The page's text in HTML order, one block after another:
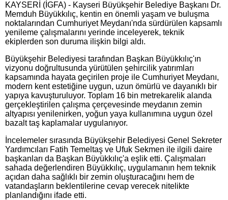
KAYSERİ (İGFA) - Kayseri Büyükşehir Belediye Başkanı Dr.
Memduh Büyükkılıç, kentin en önemli yaşam ve buluşma
noktalarından Cumhuriyet Meydanı'nda sürdürülen kapsamlı
yenileme çalışmalarını yerinde inceleyerek, teknik
ekiplerden son duruma ilişkin bilgi aldı.
Büyükşehir Belediyesi tarafından Başkan Büyükkılıç'ın
vizyonu doğrultusunda yürütülen şehircilik yatırımları
kapsamında hayata geçirilen proje ile Cumhuriyet Meydanı,
modern kent estetiğine uygun, uzun ömürlü ve dayanıklı bir
yapıya kavuşturuluyor. Toplam 16 bin metrekarelik alanda
gerçekleştirilen çalışma çerçevesinde meydanın zemin
altyapısı yenilenirken, yoğun yaya kullanımına uygun özel
bazalt taş kaplamalar uygulanıyor.
İncelemeler sırasında Büyükşehir Belediyesi Genel Sekreter
Yardımcıları Fatih Temeltaş ve Ufuk Sekmen ile ilgili daire
başkanları da Başkan Büyükkılıç'a eşlik etti. Çalışmaları
sahada değerlendiren Büyükkılıç, uygulamanın hem teknik
açıdan daha sağlıklı bir zemin oluşturacağını hem de
vatandaşların beklentilerine cevap verecek nitelikte
planlandığını ifade etti.